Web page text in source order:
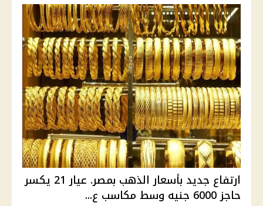
ارتفاع جديد بأسعار الذهب بمصر. عيار 21 يكسر
حاجز 6000 جنيه وسط مكاسب ع...